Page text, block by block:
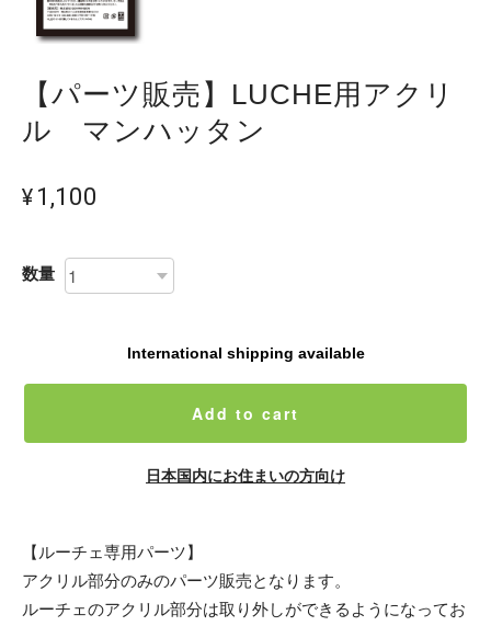
【パーツ販売】LUCHE用アクリ
ル マンハッタン
¥1,100
数量
International shipping available
Add to cart
日本国内にお住まいの方向け
【ルーチェ専用パーツ】
アクリル部分のみのパーツ販売となります。
ルーチェのアクリル部分は取り外しができるようになってお